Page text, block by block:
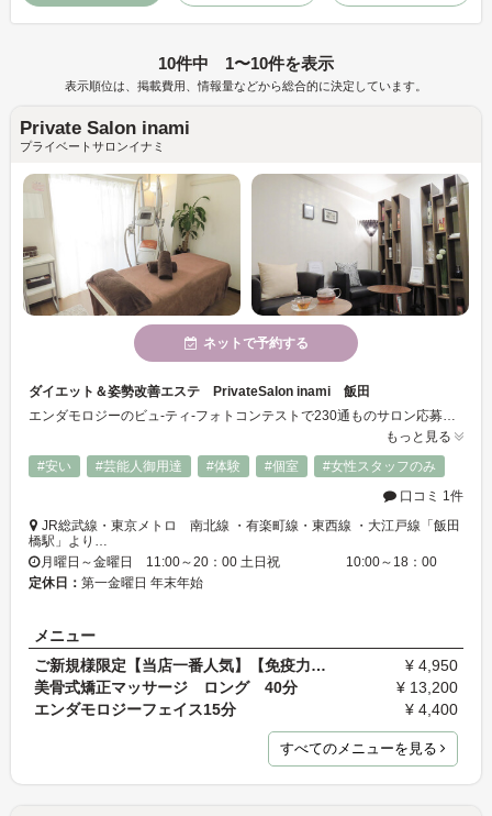
10件中 1〜10件を表示
表示順位は、掲載費用、情報量などから総合的に決定しています。
Private Salon inami
プライベートサロンイナミ
ネットで予約する
ダイエット＆姿勢改善エステ PrivateSalon inami 飯田
エンダモロジーのビュ-ティ-フォトコンテストで230通ものサロン応募の中から審査員特別賞受賞☆結果の出るサロンとして沢山のご支持を頂いております。お客様の身体に合わせた最速効果メニュ-を作成します！ぜひ一度ご体験下さい♪姉妹店CREBIA☆03-6268-9630JR総武線 【水道橋駅】5分/メトロ・都営地下鉄 【神保町駅】3分
もっと見る
#安い
#芸能人御用達 #体験 #個室
#女性スタッフのみ
口コミ 1件
JR総武線・東京メトロ 南北線 ・有楽町線・東西線 ・大江戸線「飯田
橋駅」より…
月曜日～金曜日 11:00～20：00 土日祝 10:00～18：00
定休日： 第一金曜日 年末年始
メニュー
ご新規様限定【当店一番人気】【免疫力・代謝UP】エ…
¥ 4,950
美骨式矯正マッサージ ロング 40分
¥ 13,200
エンダモロジーフェイス15分
¥ 4,400
すべてのメニューを見る